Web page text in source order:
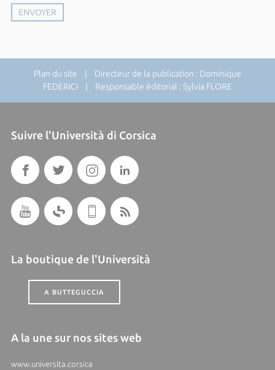
Plan du site | Directeur de la publication : Dominique
FEDERICI | Responsable éditorial : Sylvia FLORE
Suivre l'Università di Corsica
La boutique de l'Università
A BUTTEGUCCIA
A la une sur nos sites web
www.universita.corsica